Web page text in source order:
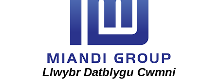
Llwybr Datblygu Cwmni